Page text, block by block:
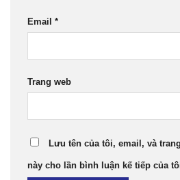
Email *
Trang web
Lưu tên của tôi, email, và
này cho lần bình luận kế tiếp của